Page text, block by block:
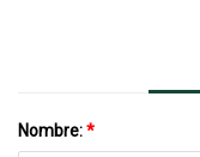
Nombre:*